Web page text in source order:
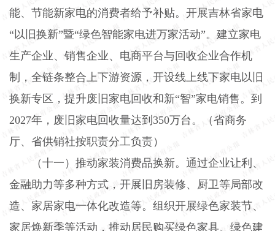
能、节能新家电的消费者给予补贴。开展吉林省家电
“以旧换新”暨“绿色智能家电进万家活动”。建立家电
生产企业、销售企业、电商平台与回收企业合作机
制，全链条整合上下游资源，开设线上线下家电以旧
换新专区，提升废旧家电回收和新“智”家电销售。到
2027年，废旧家电回收量达到 350万台。（省商务
厅、省供销社按职责分工负责）
（十一）推动家装消费品换新。 通过企业让利、
金融助力等多种方式，开展旧房装修、厨卫等局部改
造、家居家电一体化改造等。组织开展绿色家装节、
家居焕新季等活动，推动居民购买绿色家具、绿色建